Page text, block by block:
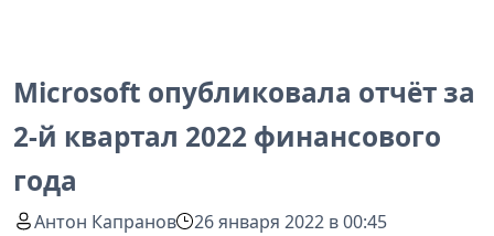
Microsoft опубликовала отчёт за
2-й квартал 2022 финансового
года
Антон Капранов
26 января 2022 в 00:45